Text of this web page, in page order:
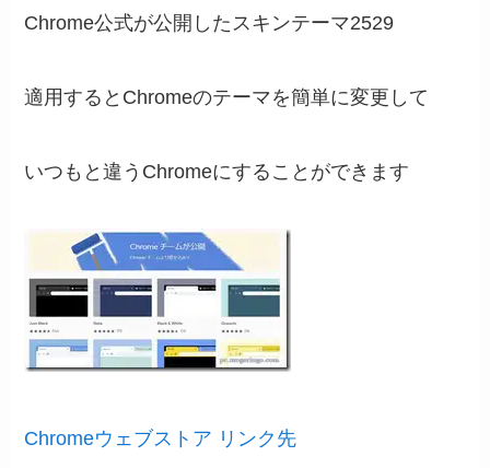
Chrome公式が公開したスキンテーマ2529
適用するとChromeのテーマを簡単に変更して
いつもと違うChromeにすることができます
Chromeウェブストア リンク先